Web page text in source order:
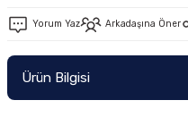
Yorum Yaz Arkadaşına Öner
Ürün Bilgisi